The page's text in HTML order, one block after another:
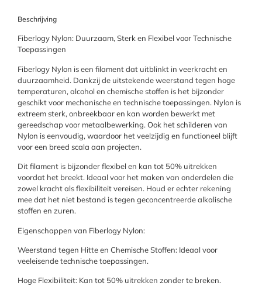
Beschrijving
Fiberlogy Nylon: Duurzaam, Sterk en Flexibel voor Technische
Toepassingen
Fiberlogy Nylon is een filament dat uitblinkt in veerkracht en
duurzaamheid. Dankzij de uitstekende weerstand tegen hoge
temperaturen, alcohol en chemische stoffen is het bijzonder
geschikt voor mechanische en technische toepassingen. Nylon is
extreem sterk, onbreekbaar en kan worden bewerkt met
gereedschap voor metaalbewerking. Ook het schilderen van
Nylon is eenvoudig, waardoor het veelzijdig en functioneel blijft
voor een breed scala aan projecten.
Dit filament is bijzonder flexibel en kan tot 50% uitrekken
voordat het breekt. Ideaal voor het maken van onderdelen die
zowel kracht als flexibiliteit vereisen. Houd er echter rekening
mee dat het niet bestand is tegen geconcentreerde alkalische
stoffen en zuren.
Eigenschappen van Fiberlogy Nylon:
Weerstand tegen Hitte en Chemische Stoffen: Ideaal voor
veeleisende technische toepassingen.
Hoge Flexibiliteit: Kan tot 50% uitrekken zonder te breken.